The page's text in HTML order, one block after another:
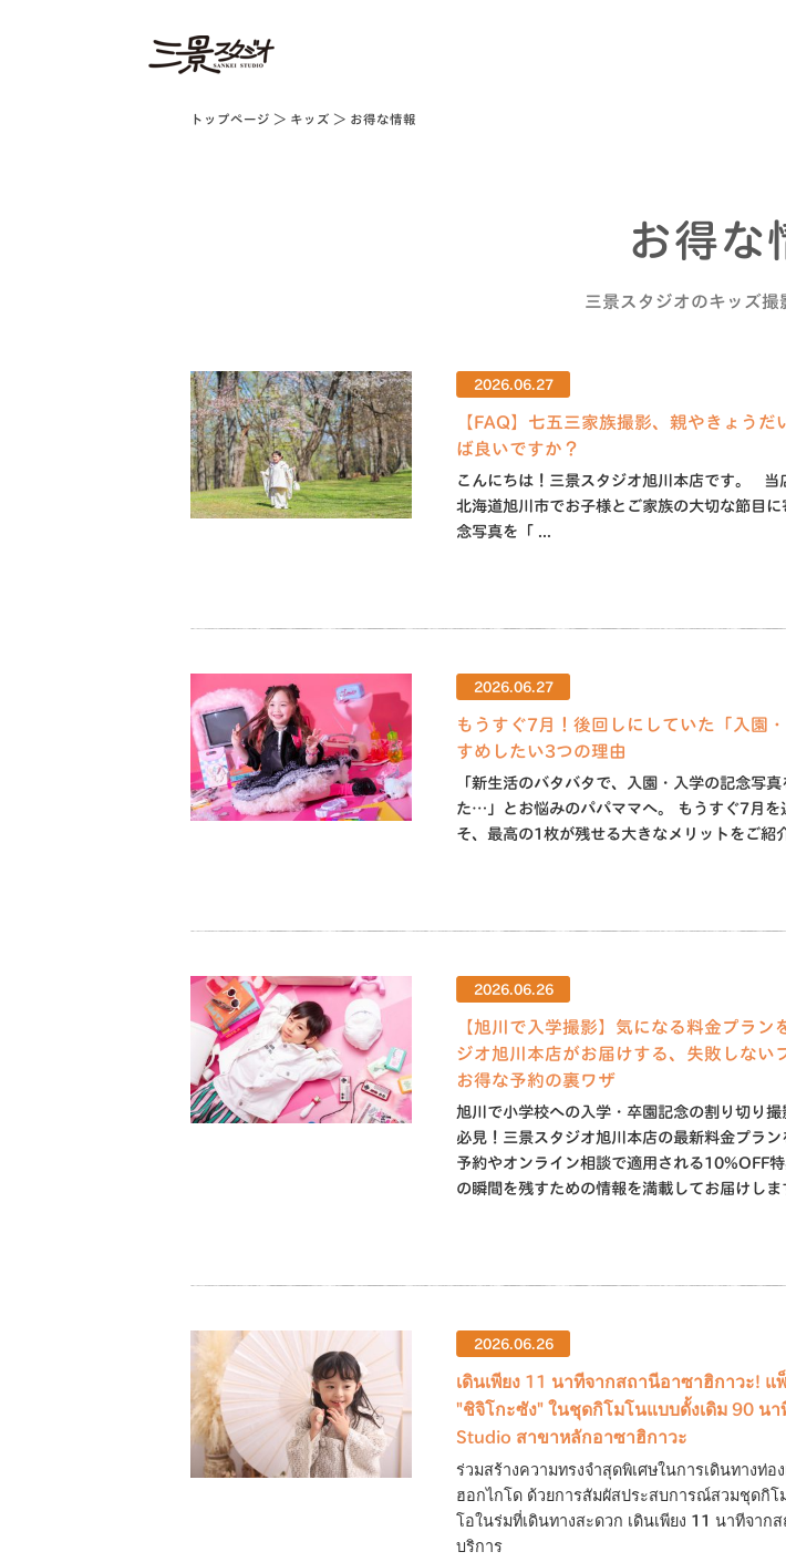
トップページ ＞ キッズ ＞ お得な情報
お得な
三景スタジオのキッズ撮
2026.06.27
【FAQ】七五三家族撮影、親やきょうだ
ば良いですか？
こんにちは！三景スタジオ旭川本店です。 当
北海道旭川市でお子様とご家族の大切な節目
念写真を「 ...
2026.06.27
もうすぐ7月！後回しにしていた「入園
すめしたい3つの理由
「新生活のバタバタで、入園・入学の記念写
た…」とお悩みのパパママへ。 もうすぐ7月を
そ、最高の1枚が残せる大きなメリットをご紹
2026.06.26
【旭川で入学撮影】気になる料金プラン
ジオ旭川本店がお届けする、失敗しない
お得な予約の裏ワザ
旭川で小学校への入学・卒園記念の割り切り
必見！三景スタジオ旭川本店の最新料金プラ
予約やオンライン相談で適用される10%OFF
の瞬間を残すための情報を満載してお届けしま
2026.06.26
เดินเพียง 11 นาทีจากสถานีอาซาฮิกาวะ! แ
"ชิจิโกะซัง" ในชุดกิโมโนแบบดั้งเดิม 90 นา
Studio สาขาหลักอาซาฮิกาวะ
ร่วมสร้างความทรงจำสุดพิเศษในการเดินทางท่อ
ฮอกไกโด ด้วยการสัมผัสประสบการณ์สวมชุดกิ
โอในร่มที่เดินทางสะดวก เดินเพียง 11 นาทีจาก
บริการ